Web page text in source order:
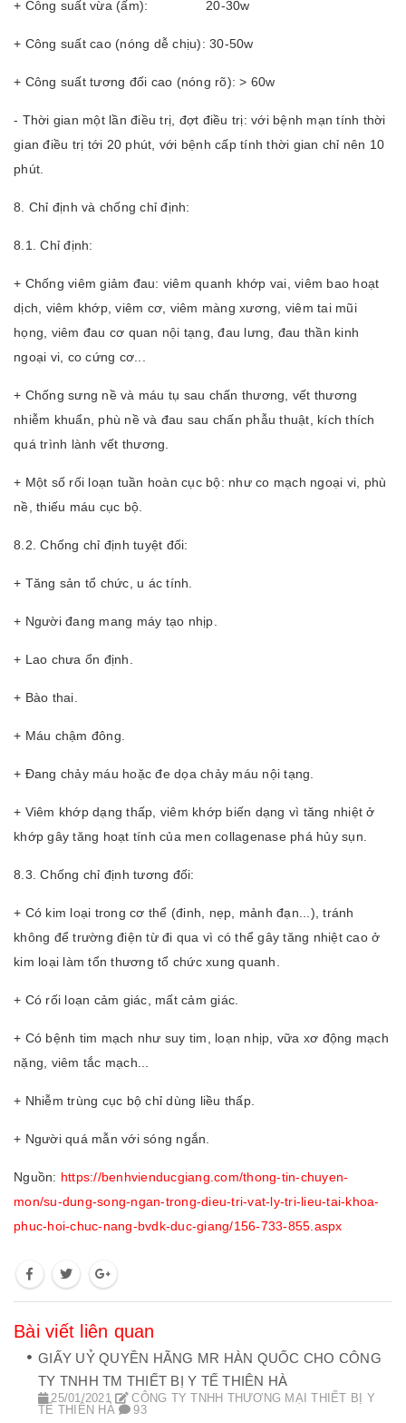
+ Công suất vừa (ấm): 20-30w
+ Công suất cao (nóng dễ chịu): 30-50w
+ Công suất tương đối cao (nóng rõ): > 60w
- Thời gian một lần điều trị, đợt điều trị: với bệnh mạn tính thời
gian điều trị tới 20 phút, với bệnh cấp tính thời gian chỉ nên 10
phút.
8. Chỉ định và chống chỉ định:
8.1. Chỉ định:
+ Chống viêm giảm đau: viêm quanh khớp vai, viêm bao hoạt
dịch, viêm khớp, viêm cơ, viêm màng xương, viêm tai mũi
họng, viêm đau cơ quan nội tạng, đau lưng, đau thần kinh
ngoại vi, co cứng cơ...
+ Chống sưng nề và máu tụ sau chấn thương, vết thương
nhiễm khuẩn, phù nề và đau sau chấn phẫu thuật, kích thích
quá trình lành vết thương.
+ Một số rối loạn tuần hoàn cục bộ: như co mạch ngoại vi, phù
nề, thiếu máu cục bộ.
8.2. Chống chỉ định tuyệt đối:
+ Tăng sản tổ chức, u ác tính.
+ Người đang mang máy tạo nhịp.
+ Lao chưa ổn định.
+ Bào thai.
+ Máu chậm đông.
+ Đang chảy máu hoặc đe dọa chảy máu nội tạng.
+ Viêm khớp dạng thấp, viêm khớp biến dạng vì tăng nhiệt ở
khớp gây tăng hoạt tính của men collagenase phá hủy sụn.
8.3. Chống chỉ định tương đối:
+ Có kim loại trong cơ thể (đinh, nẹp, mảnh đạn...), tránh
không để trường điện từ đi qua vì có thể gây tăng nhiệt cao ở
kim loại làm tổn thương tổ chức xung quanh.
+ Có rối loạn cảm giác, mất cảm giác.
+ Có bệnh tim mạch như suy tim, loạn nhịp, vữa xơ động mạch
nặng, viêm tắc mạch...
+ Nhiễm trùng cục bộ chỉ dùng liều thấp.
+ Người quá mẫn với sóng ngắn.
Nguồn: https://benhvienducgiang.com/thong-tin-chuyen-
mon/su-dung-song-ngan-trong-dieu-tri-vat-ly-tri-lieu-tai-khoa-
phuc-hoi-chuc-nang-bvdk-duc-giang/156-733-855.aspx
Bài viết liên quan
GIẤY UỶ QUYỀN HÃNG MR HÀN QUỐC CHO CÔNG
TY TNHH TM THIẾT BỊ Y TẾ THIÊN HÀ
25/01/2021
CÔNG TY TNHH THƯƠNG MẠI THIẾT BỊ Y
TẾ THIÊN HÀ
93